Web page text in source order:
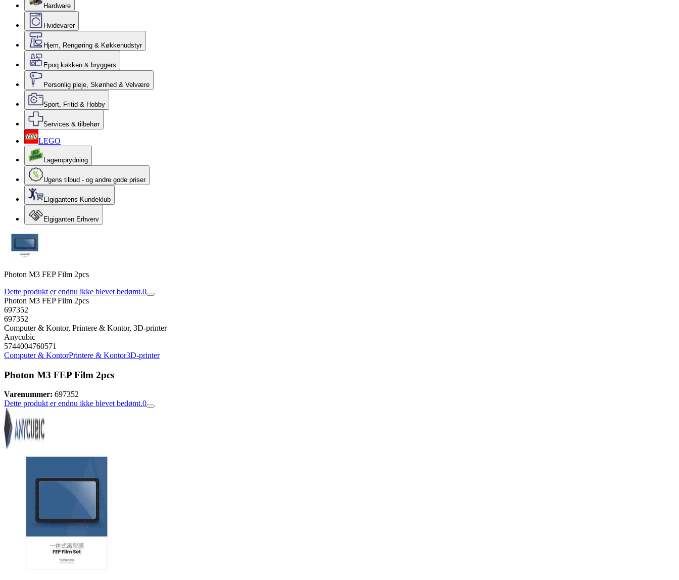
Hardware
Hvidevarer
Hjem, Rengøring & Køkkenudstyr
Epoq køkken & bryggers
Personlig pleje, Skønhed & Velvære
Sport, Fritid & Hobby
Services & tilbehør
LEGO
Lageroprydning
Ugens tilbud - og andre gode priser
Elgigantens Kundeklub
Elgiganten Erhverv
Photon M3 FEP Film 2pcs
Dette produkt er endnu ikke blevet bedømt.0
Photon M3 FEP Film 2pcs
697352
697352
Computer & Kontor, Printere & Kontor, 3D-printer
Anycubic
5744004760571
Computer & KontorPrintere & Kontor3D-printer
Photon M3 FEP Film 2pcs
Varenummer: 697352
Dette produkt er endnu ikke blevet bedømt.0